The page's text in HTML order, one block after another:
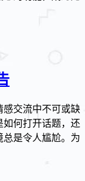
感交流中不可或缺
如何打开话题，还
总是令人尴尬。为